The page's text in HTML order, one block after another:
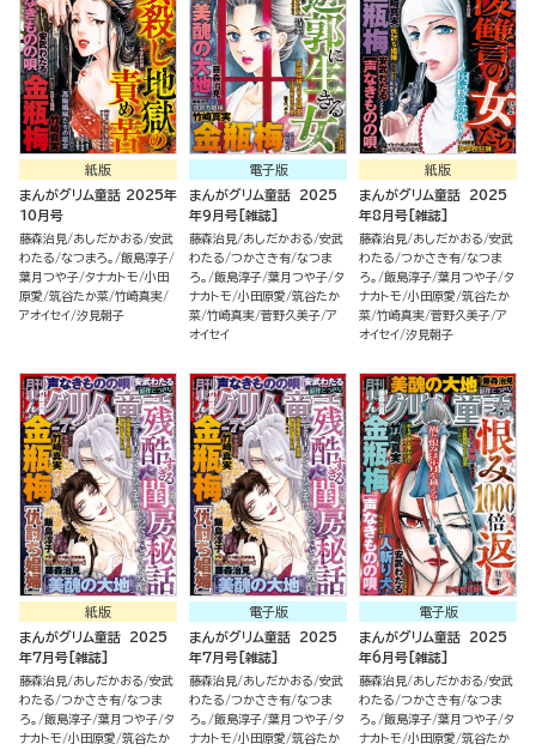
紙版
まんがグリム童話 2025年
10月号
藤森治見 あしだかおる 安武
わたる なつまろ。
飯島淳子
葉月つや子 タナカトモ 小田
原愛 筑谷たか菜 竹崎真実
アオイセイ 汐見朝子
電子版
まんがグリム童話 2025
年9月号[雑誌]
藤森治見 あしだかおる 安武
わたる つかさき有 なつま
ろ。
飯島淳子 葉月つや子 タ
ナカトモ 小田原愛 筑谷たか
菜 竹崎真実 菅野久美子 ア
オイセイ
紙版
まんがグリム童話 2025
年8月号[雑誌]
藤森治見 あしだかおる 安武
わたる つかさき有 なつま
ろ。
飯島淳子 葉月つや子 タ
ナカトモ 小田原愛 筑谷たか
菜 竹崎真実 菅野久美子 ア
オイセイ 汐見朝子
紙版
まんがグリム童話 2025
年7月号[雑誌]
藤森治見 あしだかおる 安武
わたる つかさき有 なつま
ろ。
飯島淳子 葉月つや子 タ
ナカトモ 小田原愛 筑谷たか
電子版
まんがグリム童話 2025
年7月号[雑誌]
藤森治見 あしだかおる 安武
わたる つかさき有 なつま
ろ。
飯島淳子 葉月つや子 タ
ナカトモ 小田原愛 筑谷たか
電子版
まんがグリム童話 2025
年6月号[雑誌]
藤森治見 あしだかおる 安武
わたる つかさき有 なつま
ろ。
飯島淳子 葉月つや子 タ
ナカトモ 小田原愛 筑谷たか